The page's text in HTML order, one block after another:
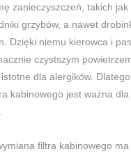
zanieczyszczeń, takich jak
grzybów, a nawet
Dzięki niemu kierowca i
czystszym
dla alergików.
kabinowego jest ważna dla
filtra kabinowego